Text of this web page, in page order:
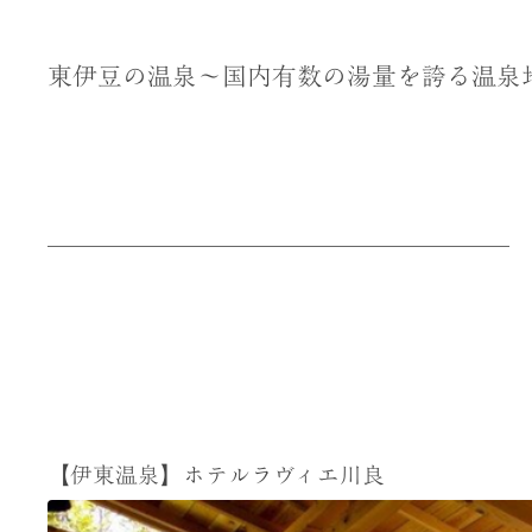
東伊豆の温泉〜国内有数の湯量を誇る温泉
【伊東温泉】ホテルラヴィエ川良